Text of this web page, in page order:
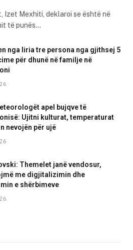
Izet Mexhiti, deklaroi se është në
të punës…
nga liria tre persona nga gjithsej 5
për dhunë në familje në
apel bujqve të
Ujitni kulturat, temperaturat
nevojën për ujë
Themelet janë vendosur,
me digjitalizimin dhe
e shërbimeve